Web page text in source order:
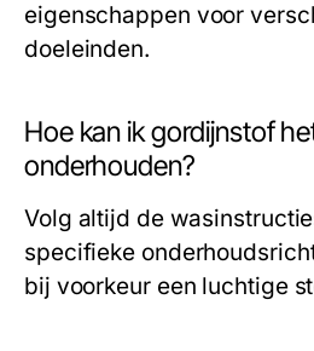
eigenschappen voor
doeleinden.
Hoe kan ik gordijnstof
onderhouden?
Volg altijd de
specifieke
bij voorkeur een luchtige